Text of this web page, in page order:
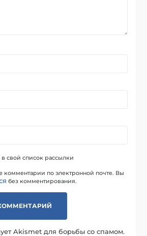
в свой список рассылки
комментарии по электронной почте. Вы
без комментирования.
Akismet для борьбы со спамом.